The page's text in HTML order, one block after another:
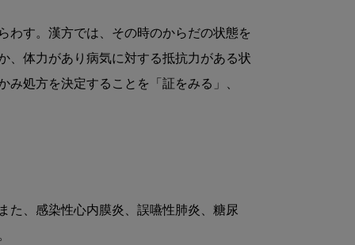
わす。漢方では、その時のからだの状態を
、体力があり病気に対する抵抗力がある状
処方を決定することを「証をみる」、
た、感染性心内膜炎、誤嚥性肺炎、糖尿